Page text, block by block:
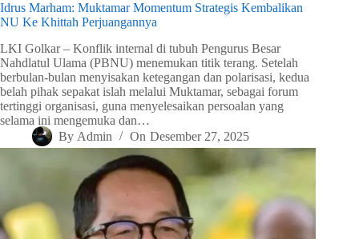
Idrus Marham: Muktamar Momentum Strategis Kembalikan
NU Ke Khittah Perjuangannya
LKI Golkar – Konflik internal di tubuh Pengurus Besar
Nahdlatul Ulama (PBNU) menemukan titik terang. Setelah
berbulan-bulan menyisakan ketegangan dan polarisasi, kedua
belah pihak sepakat islah melalui Muktamar, sebagai forum
tertinggi organisasi, guna menyelesaikan persoalan yang
selama ini mengemuka dan…
By Admin On Desember 27, 2025